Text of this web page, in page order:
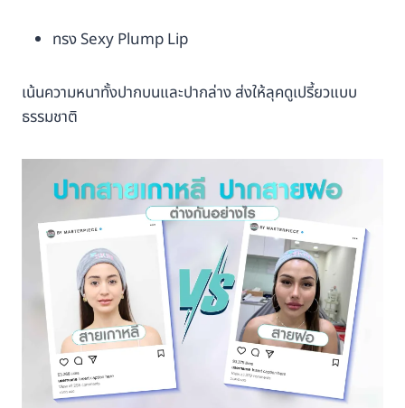
ทรง Sexy Plump Lip
เน้นความหนาทั้งปากบนและปากล่าง ส่งให้ลุคดูเปรี้ยวแบบ
ธรรมชาติ